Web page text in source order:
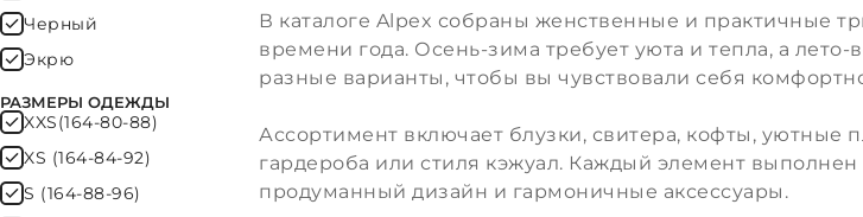
Черный
Экрю
РАЗМЕРЫ ОДЕЖДЫ
XXS(164-80-88)
XS (164-84-92)
S (164-88-96)
В каталоге Alpex собраны женственные и практичные
времени года. Осень-зима требует уюта и тепла, а
разные варианты, чтобы вы чувствовали себя
Ассортимент включает блузки, свитера, кофты, уютные
гардероба или стиля кэжуал. Каждый элемент
продуманный дизайн и гармоничные аксессуары.